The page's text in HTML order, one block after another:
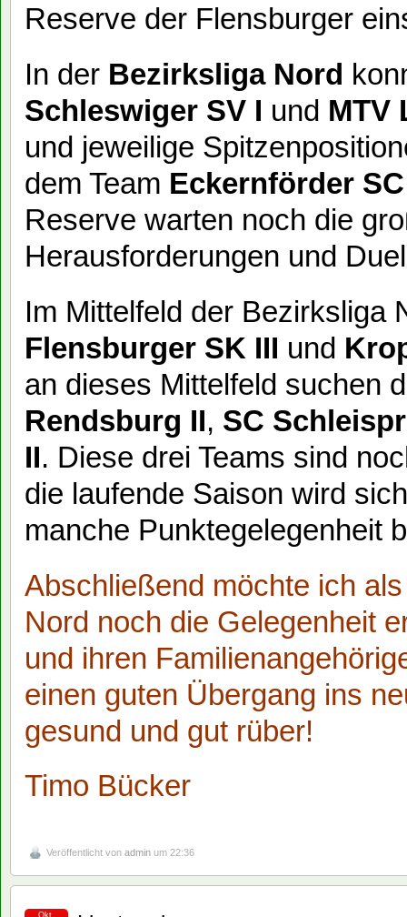
Reserve der Flensburger
In der Bezirksliga Nord
Schleswiger SV I und MTV
und jeweilige
dem Team Eckernförder
Reserve warten noch die
Herausforderungen und
Im Mittelfeld der Bezirksliga
Flensburger SK III und
an dieses Mittelfeld suchen
Rendsburg II, SC
II. Diese drei Teams sind
die laufende Saison wird
manche Punktegelegenheit
Abschließend möchte ich
Nord noch die Gelegenheit
und ihren
einen guten Übergang ins
gesund und gut rüber!
Timo Bücker
Veröffentlicht von admin um 22:36